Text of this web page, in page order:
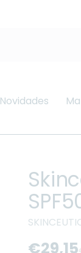
Novidades
€29,15